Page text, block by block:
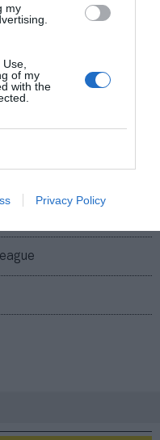
my
of my
with the
Privacy Policy
noticias de actualidad.
Imprimir